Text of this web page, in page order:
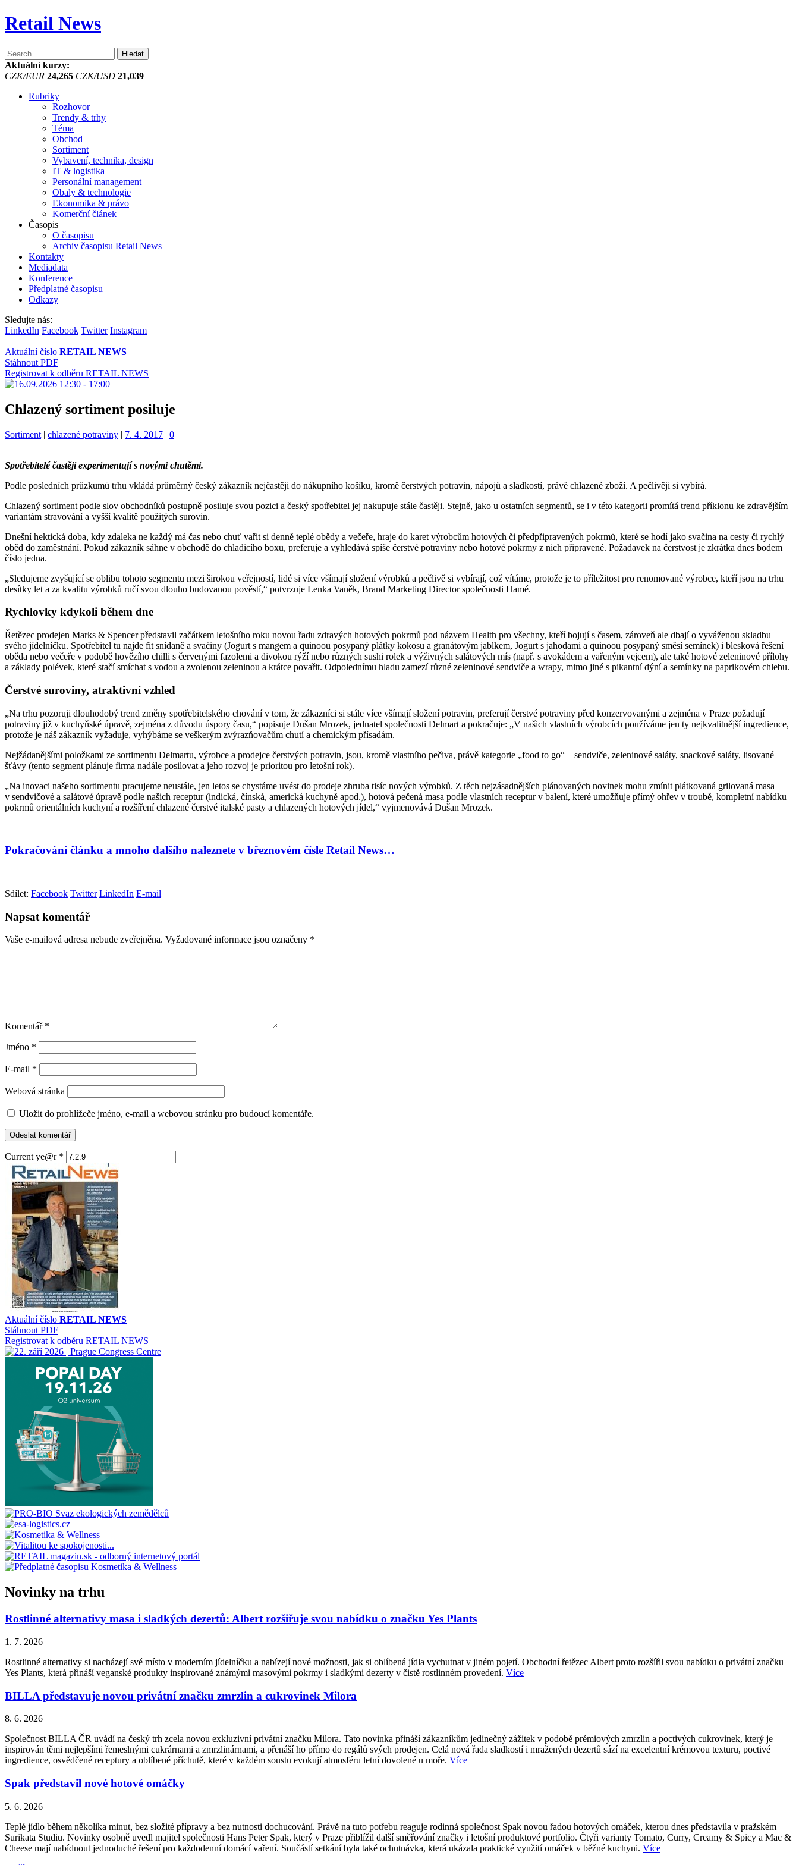
Retail News
Vyhledávání
Aktuální kurzy:
CZK/EUR 24,265 CZK/USD 21,039
Rubriky
Rozhovor
Trendy & trhy
Téma
Obchod
Sortiment
Vybavení, technika, design
IT & logistika
Personální management
Obaly & technologie
Ekonomika & právo
Komerční článek
Časopis
O časopisu
Archiv časopisu Retail News
Kontakty
Mediadata
Konference
Předplatné časopisu
Odkazy
Sledujte nás:
LinkedIn Facebook Twitter Instagram
Aktuální číslo RETAIL NEWS
Stáhnout PDF
Registrovat k odběru RETAIL NEWS
Chlazený sortiment posiluje
Kategorie:
Sortiment | Štítky:
chlazené potraviny | 7. 4. 2017 | 0
Spotřebitelé častěji experimentují s novými chutěmi.
Podle posledních průzkumů trhu vkládá průměrný český zákazník nejčastěji do nákupního košíku, kromě čerstvých potravin, nápojů a sladkostí, právě chlazené zboží. A pečlivěji si vybírá.
Chlazený sortiment podle slov obchodníků postupně posiluje svou pozici a český spotřebitel jej nakupuje stále častěji. Stejně, jako u ostatních segmentů, se i v této kategorii promítá trend příklonu ke zdravějším
variantám stravování a vyšší kvalitě použitých surovin.
Dnešní hektická doba, kdy zdaleka ne každý má čas nebo chuť vařit si denně teplé obědy a večeře, hraje do karet výrobcům hotových či předpřipravených pokrmů, které se hodí jako svačina na cesty či rychlý
oběd do zaměstnání. Pokud zákazník sáhne v obchodě do chladicího boxu, preferuje a vyhledává spíše čerstvé potraviny nebo hotové pokrmy z nich připravené. Požadavek na čerstvost je zkrátka dnes bodem
číslo jedna.
„Sledujeme zvyšující se oblibu tohoto segmentu mezi širokou veřejností, lidé si více všímají složení výrobků a pečlivě si vybírají, což vítáme, protože je to příležitost pro renomované výrobce, kteří jsou na trhu
desítky let a za kvalitu výrobků ručí svou dlouho budovanou pověstí,“ potvrzuje Lenka Vaněk, Brand Marketing Director společnosti Hamé.
Rychlovky kdykoli během dne
Řetězec prodejen Marks & Spencer představil začátkem letošního roku novou řadu zdravých hotových pokrmů pod názvem Health pro všechny, kteří bojují s časem, zároveň ale dbají o vyváženou skladbu
svého jídelníčku. Spotřebitel tu najde fit snídaně a svačiny (Jogurt s mangem a quinoou posypaný plátky kokosu a granátovým jablkem, Jogurt s jahodami a quinoou posypaný směsí semínek) i blesková řešení
oběda nebo večeře v podobě hovězího chilli s červenými fazolemi a divokou rýží nebo různých sushi rolek a výživných salátových mís (např. s avokádem a vařeným vejcem), ale také hotové zeleninové přílohy
a základy polévek, které stačí smíchat s vodou a zvolenou zeleninou a krátce povařit. Odpolednímu hladu zamezí různé zeleninové sendviče a wrapy, mimo jiné s pikantní dýní a semínky na paprikovém chlebu.
Čerstvé suroviny, atraktivní vzhled
„Na trhu pozoruji dlouhodobý trend změny spotřebitelského chování v tom, že zákazníci si stále více všímají složení potravin, preferují čerstvé potraviny před konzervovanými a zejména v Praze požadují
potraviny již v kuchyňské úpravě, zejména z důvodu úspory času,“ popisuje Dušan Mrozek, jednatel společnosti Delmart a pokračuje: „V našich vlastních výrobcích používáme jen ty nejkvalitnější ingredience,
protože je náš zákazník vyžaduje, vyhýbáme se veškerým zvýrazňovačům chutí a chemickým přísadám.
Nejžádanějšími položkami ze sortimentu Delmartu, výrobce a prodejce čerstvých potravin, jsou, kromě vlastního pečiva, právě kategorie „food to go“ – sendviče, zeleninové saláty, snackové saláty, lisované
šťávy (tento segment plánuje firma nadále posilovat a jeho rozvoj je prioritou pro letošní rok).
„Na inovaci našeho sortimentu pracujeme neustále, jen letos se chystáme uvést do prodeje zhruba tisíc nových výrobků. Z těch nejzásadnějších plánovaných novinek mohu zmínit plátkovaná grilovaná masa
v sendvičové a salátové úpravě podle našich receptur (indická, čínská, americká kuchyně apod.), hotová pečená masa podle vlastních receptur v balení, které umožňuje přímý ohřev v troubě, kompletní nabídku
pokrmů orientálních kuchyní a rozšíření chlazené čerstvé italské pasty a chlazených hotových jídel,“ vyjmenovává Dušan Mrozek.
Pokračování článku a mnoho dalšího naleznete v březnovém čísle Retail News…
Sdílet: Facebook Twitter LinkedIn E-mail
Napsat komentář
Vaše e-mailová adresa nebude zveřejněna. Vyžadované informace jsou označeny *
Komentář *
Jméno *
E-mail *
Webová stránka
Uložit do prohlížeče jméno, e-mail a webovou stránku pro budoucí komentáře.
Current ye@r *
Aktuální číslo RETAIL NEWS
Stáhnout PDF
Registrovat k odběru RETAIL NEWS
Novinky na trhu
Rostlinné alternativy masa i sladkých dezertů: Albert rozšiřuje svou nabídku o značku Yes Plants
1. 7. 2026
Rostlinné alternativy si nacházejí své místo v moderním jídelníčku a nabízejí nové možnosti, jak si oblíbená jídla vychutnat v jiném pojetí. Obchodní řetězec Albert proto rozšířil svou nabídku o privátní značku
Yes Plants, která přináší veganské produkty inspirované známými masovými pokrmy i sladkými dezerty v čistě rostlinném provedení. Více
BILLA představuje novou privátní značku zmrzlin a cukrovinek Milora
8. 6. 2026
Společnost BILLA ČR uvádí na český trh zcela novou exkluzivní privátní značku Milora. Tato novinka přináší zákazníkům jedinečný zážitek v podobě prémiových zmrzlin a poctivých cukrovinek, který je
inspirován těmi nejlepšími řemeslnými cukrárnami a zmrzlinárnami, a přenáší ho přímo do regálů svých prodejen. Celá nová řada sladkostí i mražených dezertů sází na excelentní krémovou texturu, poctivé
ingredience, osvědčené receptury a oblíbené příchutě, které v každém soustu evokují atmosféru letní dovolené u moře. Více
Spak představil nové hotové omáčky
5. 6. 2026
Teplé jídlo během několika minut, bez složité přípravy a bez nutnosti dochucování. Právě na tuto potřebu reaguje rodinná společnost Spak novou řadou hotových omáček, kterou dnes představila v pražském
Surikata Studiu. Novinky osobně uvedl majitel společnosti Hans Peter Spak, který v Praze přiblížil další směřování značky i letošní produktové portfolio. Čtyři varianty Tomato, Curry, Creamy & Spicy a Mac &
Cheese mají nabídnout jednoduché řešení pro každodenní domácí vaření. Součástí setkání byla také ochutnávka, která ukázala praktické využití omáček v běžné kuchyni. Více